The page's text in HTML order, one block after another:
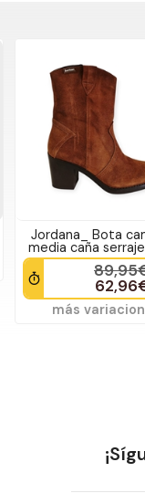
Jordana_ Bota
media caña
más